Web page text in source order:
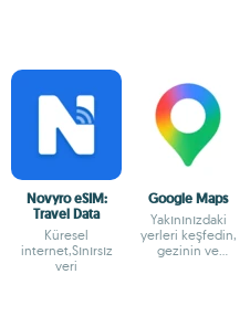
Novyro eSIM:
Travel Data
Küresel
internet,Sınırsız
veri
Google Maps
Yakınınızdaki
yerleri keşfedin,
gezinin ve